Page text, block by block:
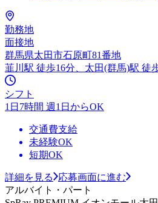
勤務地
面接地
群馬県太田市石原町81番地
韮川駅 徒歩16分、太田(群馬)駅 徒
シフト
1日7時間 週1日からOK
交通費支給
未経験OK
短期OK
詳細を見る
応募画面に進む
アルバイト・パート